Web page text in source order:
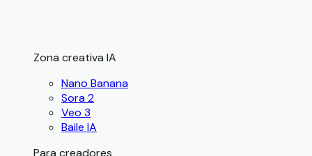
Zona creativa IA
Nano Banana
Sora 2
Veo 3
Baile IA
Para creadores